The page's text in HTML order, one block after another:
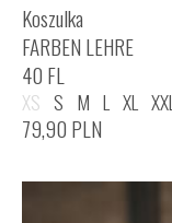
Koszulka
FARBEN LEHRE
40 FL
XS S M L XL XXL
79,90 PLN